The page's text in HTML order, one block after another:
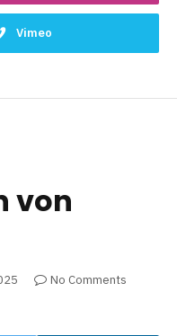
Vimeo
von
No Comments